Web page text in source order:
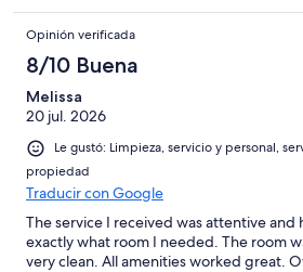
Opinión verificada
8/10 Buena
Melissa
20 jul. 2026
Le gustó: Limpieza, servicio y personal,
propiedad
Traducir con Google
The service I received was attentive
exactly what room I needed. The room
very clean. All amenities worked great.